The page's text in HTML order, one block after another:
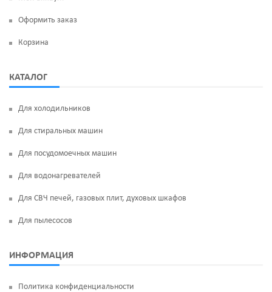
Оформить заказ
Корзина
КАТАЛОГ
Для холодильников
Для стиральных машин
Для посудомоечных машин
Для водонагревателей
Для СВЧ печей, газовых плит, духовых шкафов
Для пылесосов
ИНФОРМАЦИЯ
Политика конфиденциальности